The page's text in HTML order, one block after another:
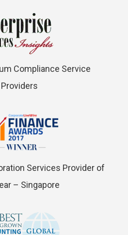
Compliance Service
Providers
Services Provider of
– Singapore